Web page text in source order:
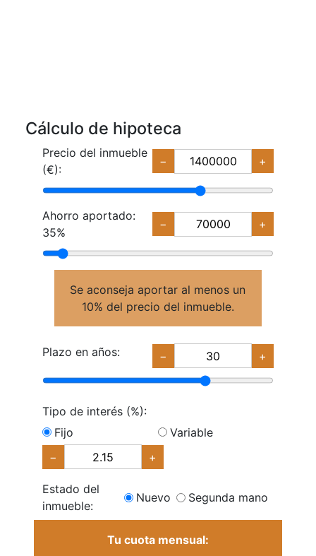
Cálculo de hipoteca
Precio del inmueble
(€):
− +
Ahorro aportado:
35%
− +
Se aconseja aportar al menos un
10% del precio del inmueble.
Plazo en años: − +
Tipo de interés (%):
Fijo
Variable
−
+
Estado del
inmueble:
Nuevo Segunda mano
Tu cuota mensual: